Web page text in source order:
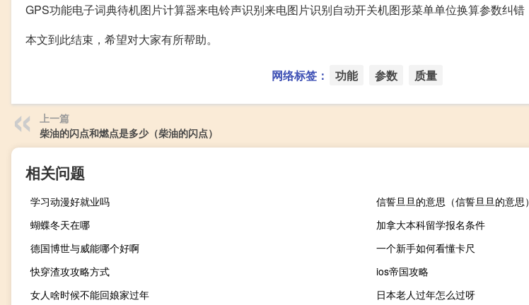
GPS功能电子词典待机图片计算器来电铃声识别来电图片识别自动开关机图形菜单单位换算参数纠错
本文到此结束，希望对大家有所帮助。
网络标签： 功能 参数 质量
上一篇
柴油的闪点和燃点是多少（柴油的闪点）
相关问题
学习动漫好就业吗
信誓旦旦的意思（信誓旦旦的意思）
蝴蝶冬天在哪
加拿大本科留学报名条件
德国博世与威能哪个好啊
一个新手如何看懂卡尺
快穿渣攻攻略方式
ios帝国攻略
女人啥时候不能回娘家过年
日本老人过年怎么过呀